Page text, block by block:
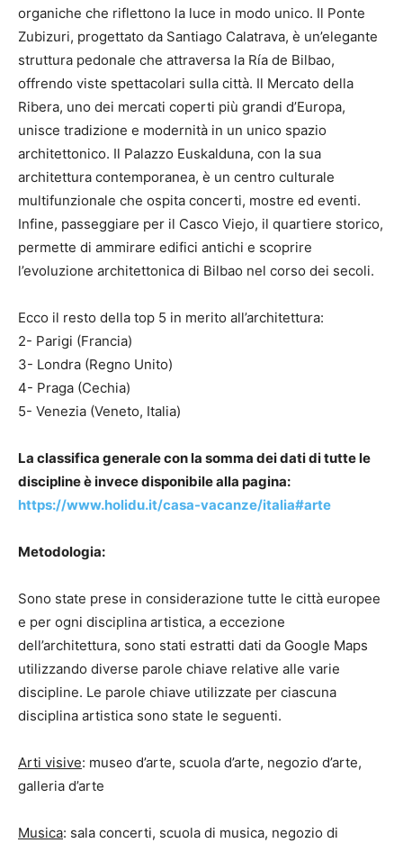
organiche che riflettono la luce in modo unico. Il Ponte
Zubizuri, progettato da Santiago Calatrava, è un’elegante
struttura pedonale che attraversa la Ría de Bilbao,
offrendo viste spettacolari sulla città. Il Mercato della
Ribera, uno dei mercati coperti più grandi d’Europa,
unisce tradizione e modernità in un unico spazio
architettonico. Il Palazzo Euskalduna, con la sua
architettura contemporanea, è un centro culturale
multifunzionale che ospita concerti, mostre ed eventi.
Infine, passeggiare per il Casco Viejo, il quartiere storico,
permette di ammirare edifici antichi e scoprire
l’evoluzione architettonica di Bilbao nel corso dei secoli.
Ecco il resto della top 5 in merito all’architettura:
2- Parigi (Francia)
3- Londra (Regno Unito)
4- Praga (Cechia)
5- Venezia (Veneto, Italia)
La classifica generale con la somma dei dati di tutte le
discipline è invece disponibile alla pagina:
https://www.holidu.it/casa-vacanze/italia#arte
Metodologia:
Sono state prese in considerazione tutte le città europee
e per ogni disciplina artistica, a eccezione
dell’architettura, sono stati estratti dati da Google Maps
utilizzando diverse parole chiave relative alle varie
discipline. Le parole chiave utilizzate per ciascuna
disciplina artistica sono state le seguenti.
Arti visive: museo d’arte, scuola d’arte, negozio d’arte,
galleria d’arte
Musica: sala concerti, scuola di musica, negozio di